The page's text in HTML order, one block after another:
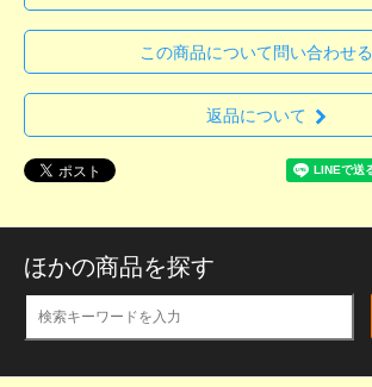
この商品について問い合わせる
返品について
ほかの商品を探す